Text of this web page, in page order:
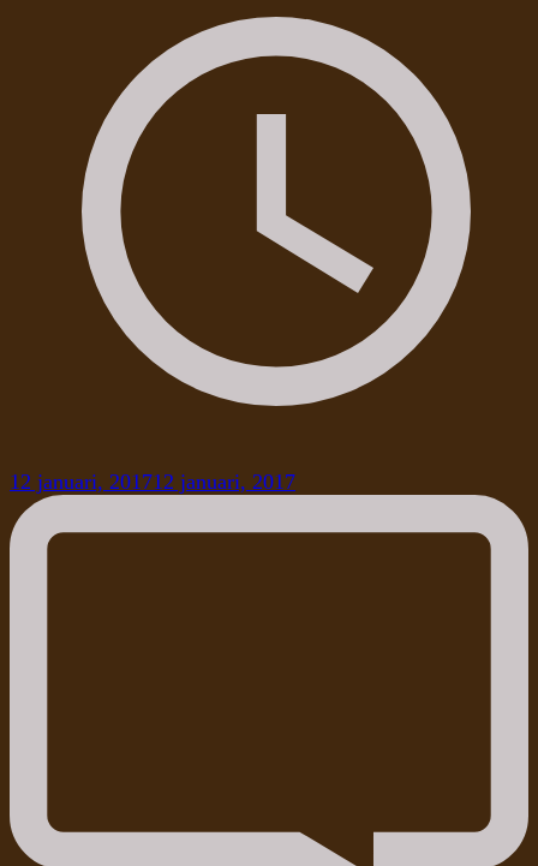
12 januari, 201712 januari, 2017